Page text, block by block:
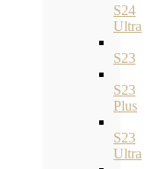
S24
Ultra
S23
S23
Plus
S23
Ultra